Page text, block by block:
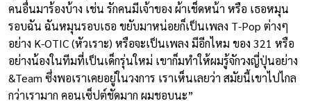
คนอื่นมาร้องบ้าง เช่น รักคนมีเจ้าของ ผ้าเช็ดหน้า หรือ เธอหมุน
รอบฉัน ฉันหมุนรอบเธอ ขยับมาหน่อยก็เป็นเพลง T-Pop ต่างๆ
อย่าง K-OTIC (หัวเราะ) หรือจะเป็นเพลง มีอีกไหม ของ 321 หรือ
อย่างน้องในทีมที่เป็นเด็กรุ่นใหม่ เขาก็มทำให้ผมรู้จักวงญี่ปุ่นอย่าง
&Team ซึ่งพอเราเคยอยู่ในวงการ เราเห็นเลยว่า สมัยนี้เขาไปไกล
กว่าเรามาก คอนเซ็ปต์ชัดมาก ผมชอบนะ”